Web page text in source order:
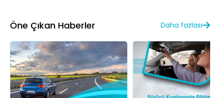
Öne Çıkan Haberler Daha fazlası